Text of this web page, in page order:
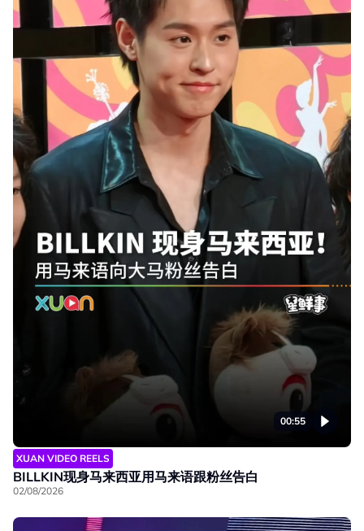
00:55
XUAN VIDEO REELS
BILLKIN现身马来西亚用马来语跟粉丝告白
02/08/2026